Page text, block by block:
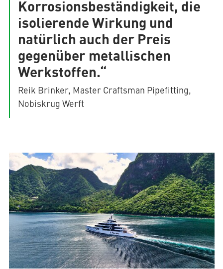
Korrosionsbeständigkeit, die
isolierende Wirkung und
natürlich auch der Preis
gegenüber metallischen
Werkstoffen.“
Reik Brinker, Master Craftsman Pipefitting,
Nobiskrug Werft